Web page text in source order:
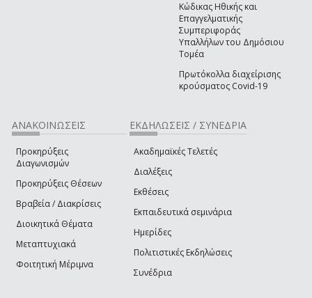
Κώδικας Ηθικής και
Επαγγελματικής
Συμπεριφοράς
Υπαλλήλων του Δημόσιου
Τομέα
Πρωτόκολλα διαχείρισης
κρούσματος Covid-19
ΑΝΑΚΟΙΝΩΣΕΙΣ
Προκηρύξεις
Διαγωνισμών
Προκηρύξεις Θέσεων
Βραβεία / Διακρίσεις
Διοικητικά Θέματα
Μεταπτυχιακά
Φοιτητική Μέριμνα
ΕΚΔΗΛΩΣΕΙΣ / ΣΥΝΕΔΡΙΑ
Ακαδημαϊκές Τελετές
Διαλέξεις
Εκθέσεις
Εκπαιδευτικά σεμινάρια
Ημερίδες
Πολιτιστικές Εκδηλώσεις
Συνέδρια